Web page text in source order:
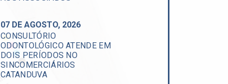
07 DE AGOSTO, 2026
CONSULTÓRIO
ODONTOLÓGICO ATENDE EM
DOIS PERÍODOS NO
SINCOMERCIÁRIOS
CATANDUVA